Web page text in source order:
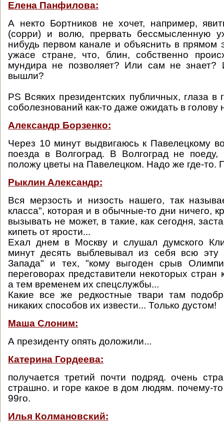
Елена Панфилова:
А некто Бортников не хочет, например,
(сорри) и волю, прервать бессмысленную
нибудь первом канале и объяснить в
ужасе стране, что, блин, собственно
мундира не позволяет? Или сам не
вышли?
PS Всяких президентских публичных, глаза в
соболезнований как-то даже ожидать в голову
Александр Борзенко:
Через 10 минут выдвигаюсь к Павелецкому
поезда в Волгоград. В Волгоград не поеду,
положу цветы на Павелецком. Надо же где-то.
Рыклин Александр:
Вся мерзость и низость нашего, так
класса", которая и в обычные-то дни ничего,
вызывать не может, в такие, как сегодня,
кипеть от ярости...
Ехал днем в Москву и слушал думского
минут десять выблевывал из себя всю эту
Запада" и тех, "кому выгоден срыв
переговорах представители некоторых стран
а тем временем их спецслужбы...
Какие все же редкостные твари там
никаких способов их извести... Только дустом!
Маша Слоним:
А президенту опять доложили...
Катерина Гордеева:
получается третий почти подряд. очень
страшно. и горе какое в дом людям. почему-
99го.
Илья Колмановский: